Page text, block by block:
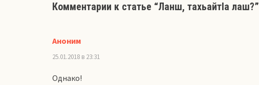
Комментарии к статье “Ланш, тахьайтlа лаш?”
Аноним
25.01.2018 в 23:31
Однако!